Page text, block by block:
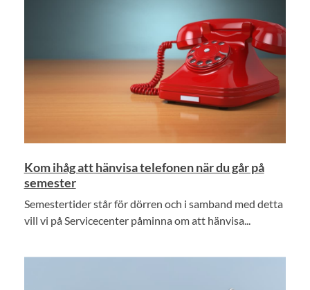
Kom ihåg att hänvisa telefonen när du går på
semester
Semestertider står för dörren och i samband med detta
vill vi på Servicecenter påminna om att hänvisa...